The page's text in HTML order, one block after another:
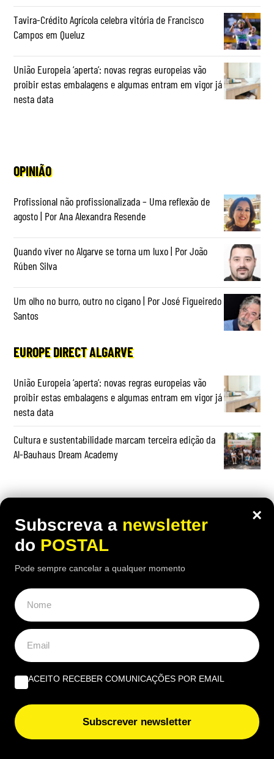
Tavira-Crédito Agrícola celebra vitória de Francisco
Campos em Queluz
União Europeia ‘aperta’: novas regras europeias vão
proibir estas embalagens e algumas entram em vigor já
nesta data
OPINIÃO
Profissional não profissionalizada – Uma reflexão de
agosto | Por Ana Alexandra Resende
Quando viver no Algarve se torna um luxo | Por João
Rúben Silva
Um olho no burro, outro no cigano | Por José Figueiredo
Santos
EUROPE DIRECT ALGARVE
União Europeia ‘aperta’: novas regras europeias vão
proibir estas embalagens e algumas entram em vigor já
nesta data
Cultura e sustentabilidade marcam terceira edição da
Al-Bauhaus Dream Academy
×
Subscreva a newsletter
do POSTAL
Pode sempre cancelar a qualquer momento
ACEITO RECEBER COMUNICAÇÕES POR EMAIL
Subscrever newsletter